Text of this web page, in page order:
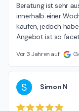
Beratung ist sehr
innerhalb einer
kaufen, jedoch
Angebot ist so
Vor 3 Jahren auf
S Simon N